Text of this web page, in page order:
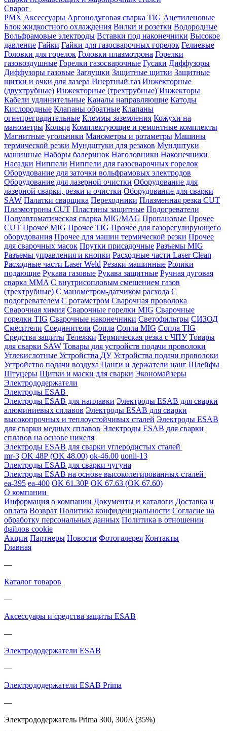
Сварог
PMX Аксессуары Аргонодуговая сварка TIG Ацетиленовые
Блок жидкостного охлаждения Вилки и розетки Водородные
Вольфрамовые электроды Вставки под наконечники Высокое
давление Гайки Гайки для газосварочных горелок Гелиевые
Головки для горелок Головки плазмотрона Горелки
газовоздушные Горелки газосварочные Гусаки Диффузоры
Диффузоры газовые Заглушки Защитные щитки Защитные
щитки и очки для лазера Инертный газ Инжекторные
(двухтрубные) Инжекторные (трехтрубные) Инжекторы
Кабели удлинительные Каналы направляющие Катоды
Кислородные Клапаны обратные Клапаны
огнепреградительные Клеммы заземления Кожухи на
манометры Кольца Комплектующие и ремонтные комплекты
Магнитные угольники Манометры и ротаметры Машины
термической резки Мундштуки для резаков Мундштуки
машинные Наборы балеринок Наголовники Наконечники
Насадки Ниппели Ниппели для газосварочных горелок
Оборудование для заточки вольфрамовых электродов
Оборудование для лазерной очистки Оборудование для
лазерной сварки, резки и очистки Оборудование для сварки
SAW Палатки сварщика Переходники Плазменная резка CUT
Плазмотроны CUT Пластины защитные Подогреватели
Полуавтоматическая сварка MIG/MAG Пропановые Прочее
CUT Прочее MIG Прочее TIG Прочее для газорегулирующего
оборудования Прочее для машин термической резки Прочее
для сварочных масок Прутки присадочные Разъемы MIG
Разъемы управления и кнопки Расходные части Laser Clean
Расходные части Laser Weld Резаки машинные Ролики
подающие Рукава газовые Рукава защитные Ручная дуговая
сварка MMA С внутрисопловым смешением газов
(трехтрубные) С манометром-датчиком расхода С
подогревателем С ротаметром Сварочная проволока
Сварочная химия Сварочные горелки MIG Сварочные
горелки TIG Сварочные наконечники Светофильтры СИЗОД
Смесители Соединители Сопла Сопла MIG Сопла TIG
Средства защиты Тележки Термическая резка с ЧПУ Товары
для сварки SAW Товары для устройств подачи проволоки
Углекислотные Устройства ДУ Устройства подачи проволоки
Устройство подачи воздуха Цанги и держатели цанг Шлейфы
Штуцеры Щитки и маски для сварки Экономайзеры
Электрододержатели
Электроды ESAB
Электроды ESAB для наплавки Электроды ESAB для сварки
алюминиевых сплавов Электроды ESAB для сварки
высокопрочных и теплоустойчивых сталей Электроды ESAB
для сварки медных сплавов Электроды ESAB для сварки
сплавов на основе никеля
Электроды ESAB для сварки углеродистых сталей
mr-3 OK 48Р (OK 48.00) ok-46.00 uonii-13
Электроды ESAB для сварки чугуна
Электроды ESAB на основе высоколегированных сталей
ea-395 ea-400 OK 61.30Р OK 67.63 (OK 67.60)
О компании
Информация о компании Документы и каталоги Доставка и
оплата Возврат Политика конфиденциальности Согласие на
обработку персональных данных Политика в отношении
файлов cookie
Акции Партнеры Новости Фотогалерея Контакты
Главная
—
Каталог товаров
—
Аксессуары и средства защиты ESAB
—
Электрододержатели ESAB
—
Электрододержатели ESAB Prima
—
Электрододержатель Prima 300, 300A (35%)